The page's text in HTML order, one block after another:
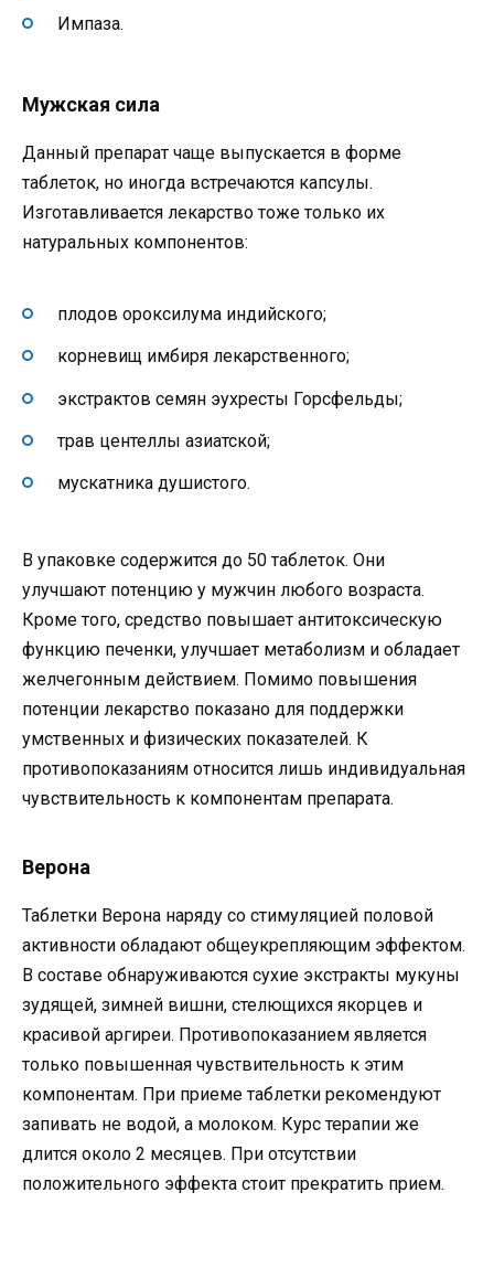
Импаза.
Мужская сила
Данный препарат чаще выпускается в форме
таблеток, но иногда встречаются капсулы.
Изготавливается лекарство тоже только их
натуральных компонентов:
плодов ороксилума индийского;
корневищ имбиря лекарственного;
экстрактов семян эухресты Горсфельды;
трав центеллы азиатской;
мускатника душистого.
В упаковке содержится до 50 таблеток. Они
улучшают потенцию у мужчин любого возраста.
Кроме того, средство повышает антитоксическую
функцию печенки, улучшает метаболизм и обладает
желчегонным действием. Помимо повышения
потенции лекарство показано для поддержки
умственных и физических показателей. К
противопоказаниям относится лишь индивидуальная
чувствительность к компонентам препарата.
Верона
Таблетки Верона наряду со стимуляцией половой
активности обладают общеукрепляющим эффектом.
В составе обнаруживаются сухие экстракты мукуны
зудящей, зимней вишни, стелющихся якорцев и
красивой аргиреи. Противопоказанием является
только повышенная чувствительность к этим
компонентам. При приеме таблетки рекомендуют
запивать не водой, а молоком. Курс терапии же
длится около 2 месяцев. При отсутствии
положительного эффекта стоит прекратить прием.